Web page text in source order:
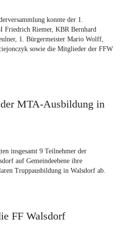
konnte der 1.
Friedrich Riemer, KBR Bernhard
1. Bürgermeister Mario Wolff,
sowie die Mitglieder der FFW
MTA-Ausbildung in
insgesamt 9 Teilnehmer der
auf Gemeindeebene ihre
Truppausbildung in Walsdorf ab.
FF Walsdorf